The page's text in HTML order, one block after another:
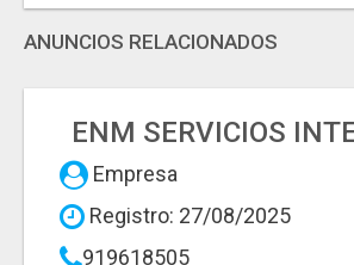
ANUNCIOS RELACIONADOS
ENM SERVICIOS
Empresa
Registro: 27/08/2025
919618505